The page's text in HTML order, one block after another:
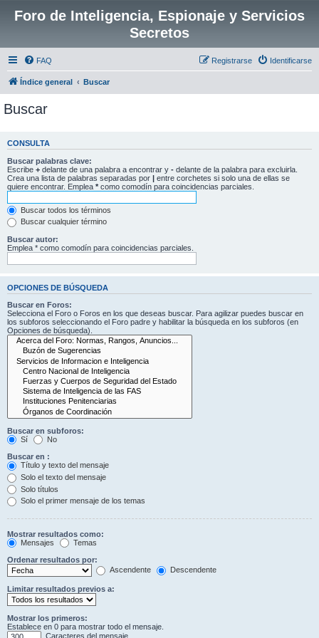
Foro de Inteligencia, Espionaje y Servicios
Secretos
FAQ Identificarse
Registrarse
Índice general Buscar
Buscar
CONSULTA
Buscar palabras clave:
Escribe + delante de una palabra a encontrar y - delante de la palabra para excluirla.
Crea una lista de palabras separadas por | entre corchetes si solo una de ellas se
quiere encontrar. Emplea * como comodín para coincidencias parciales.
Buscar todos los términos
Buscar cualquier término
Buscar autor:
Emplea * como comodín para coincidencias parciales.
OPCIONES DE BÚSQUEDA
Buscar en Foros:
Selecciona el Foro o Foros en los que deseas buscar. Para agilizar puedes buscar en
los subforos seleccionando el Foro padre y habilitar la búsqueda en los subforos (en
Opciones de búsqueda).
Buscar en subforos:
Sí
No
Buscar en :
Título y texto del mensaje
Solo el texto del mensaje
Solo títulos
Solo el primer mensaje de los temas
Mostrar resultados como:
Mensajes
Temas
Ordenar resultados por:
Ascendente
Descendente
Limitar resultados previos a:
Mostrar los primeros:
Establece en 0 para mostrar todo el mensaje.
Caracteres del mensaje